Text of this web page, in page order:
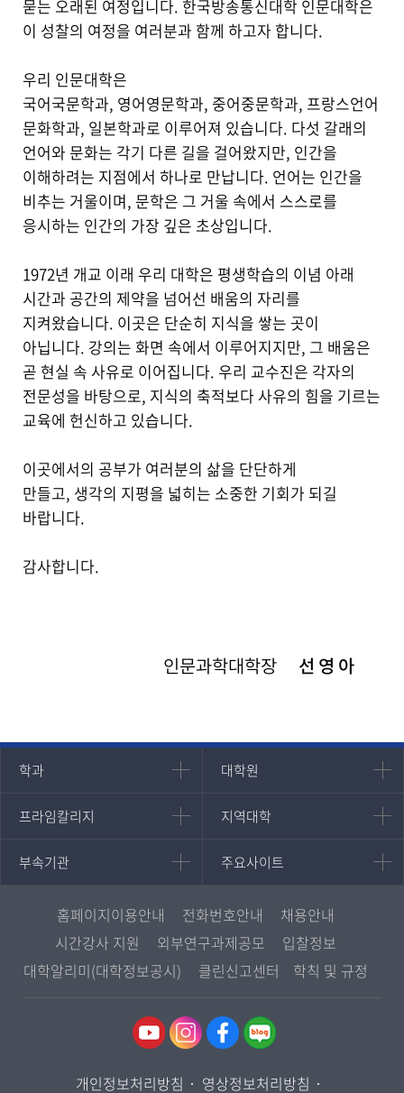
묻는 오래된 여정입니다. 한국방송통신대학 인문대학은
이 성찰의 여정을 여러분과 함께 하고자 합니다.
우리 인문대학은
국어국문학과, 영어영문학과, 중어중문학과, 프랑스언어
문화학과, 일본학과로 이루어져 있습니다. 다섯 갈래의
언어와 문화는 각기 다른 길을 걸어왔지만, 인간을
이해하려는 지점에서 하나로 만납니다. 언어는 인간을
비추는 거울이며, 문학은 그 거울 속에서 스스로를
응시하는 인간의 가장 깊은 초상입니다.
1972년 개교 이래 우리 대학은 평생학습의 이념 아래
시간과 공간의 제약을 넘어선 배움의 자리를
지켜왔습니다. 이곳은 단순히 지식을 쌓는 곳이
아닙니다. 강의는 화면 속에서 이루어지지만, 그 배움은
곧 현실 속 사유로 이어집니다. 우리 교수진은 각자의
전문성을 바탕으로, 지식의 축적보다 사유의 힘을 기르는
교육에 헌신하고 있습니다.
이곳에서의 공부가 여러분의 삶을 단단하게
만들고, 생각의 지평을 넓히는 소중한 기회가 되길
바랍니다.
감사합니다.
인문과학대학장 선 영 아
학과
인문과학대학
국어국문학과
영어영문학과
프랑스언어문화학과
일본학과
사회과학대학
법학과
대학원
대학원
대학원
경영대학원
프라임칼리지
프라임칼리지
학사학위과정
평생교육과정
지역대학
지역대학
지역대학 포털
서울지역대학
대구경북지역대학
인천지역대학
광주전남지역대학
울산지역대학
경기지역대학
강원지역대학
부속기관
부속기관
중앙도서관
원격교육혁신연구원
통합인문학연구소
디지털미디어센터
국제협력단
주요사이트
주요사이트
멘토링
진로심리상담
교육정보화본부
국립대학육성사업
홈페이지이용안내 전화번호안내
채용안내
시간강사 지원
외부연구과제공모
입찰정보
대학알리미(대학정보공시)
클린신고센터 학칙 및 규정
개인정보처리방침 영상정보처리방침